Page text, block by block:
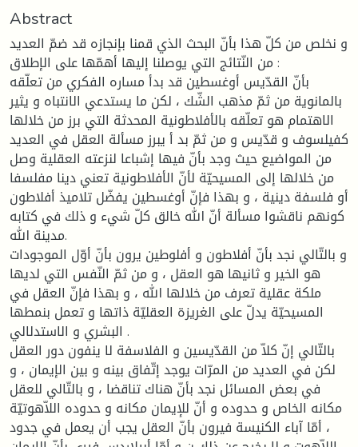
Abstract
و نخلص من كلّ هذا بأنّ البحث الذي قمنا بإنجازه قد ضمّ العديد
من النّتائج التي يوصلنا إليها أهمّها على الإطلاق :
بأنّ القدّيس أوغسطين قد بدأ مساره الفكري من تعلّقه
بالمانوية من ثمّ مذهب الشّك ، لكن ما يستدعي الانتباه و يثير
الاهتمام هو تعلّقه بالأفلاطونية المحدثة التي برز من خلالها
كفيلسوف و قدّيس و من ثمّ بد أ يبرز مسألة العقل في العديد
من المواضيع حيث وجد بأنّ فيها إشباعا لنزعته العقلية وصل
من خلالها إلى المسيحيّة لأنّ الأفلاطونية تعني دينا مفلسفا
أو فلسفة دينية ، و بهذا فإنّ أوغسطين يفضّل تلاميذ أفلاطون
كونهم ناقشوا مسألة أنّ الله خالق كلّ شيء و ذلك في كتابه
مدينة الله.
و بالتّالي نجد بأنّ أفلاطون و أفلوطين يرون بأنّ أوّل الموجودات
هو الخير و ثانيها هو العقل ، و من ثمّ النّفس التي لديها
ملكة عقلية تعرف من خلالها الله ، و بهذا فإنّ العقل في
المسيحيّة يدلّ على الغريزة العقليّة ذاتها و تعمل بنمطها
البشري و الاستدلالي .
بالتّالي إنّ كلاّ من القدّيسين و الفلاسفة لا ينفون دور العقل
لكن في العديد من المرّات يوجد إتّفاق بينه و بين الإيمان ، و
في بعض المسائل نجد بأنّ هناك تناقضا ، و بالتّالي للعقل
مكانه الخاص و حدوده و أنّ للإيمان مكانه و حدوده اللاّهوتيّة
، أمّا آباء الكنيسة فيرون بأنّ العقل يجب أن يعمل في جدود